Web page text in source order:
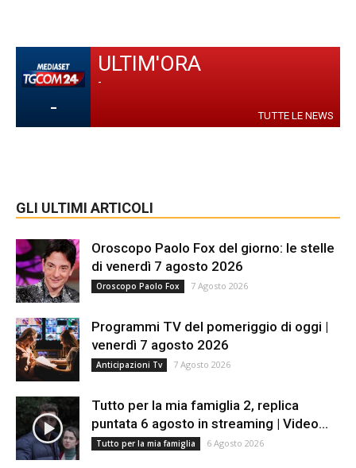
-
ULTIM'ORA
-
TUTTE LE NEWS
GLI ULTIMI ARTICOLI
Oroscopo Paolo Fox del giorno: le stelle
di venerdì 7 agosto 2026
Oroscopo Paolo Fox 7 Agosto 2026
Programmi TV del pomeriggio di oggi |
venerdì 7 agosto 2026
Anticipazioni Tv 7 Agosto 2026
Tutto per la mia famiglia 2, replica
puntata 6 agosto in streaming | Video...
Tutto per la mia famiglia 6 Agosto 2026